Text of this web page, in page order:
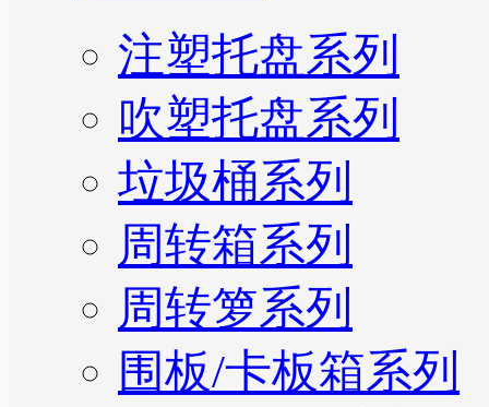
注塑托盘系列
吹塑托盘系列
垃圾桶系列
周转箱系列
周转箩系列
围板/卡板箱系列